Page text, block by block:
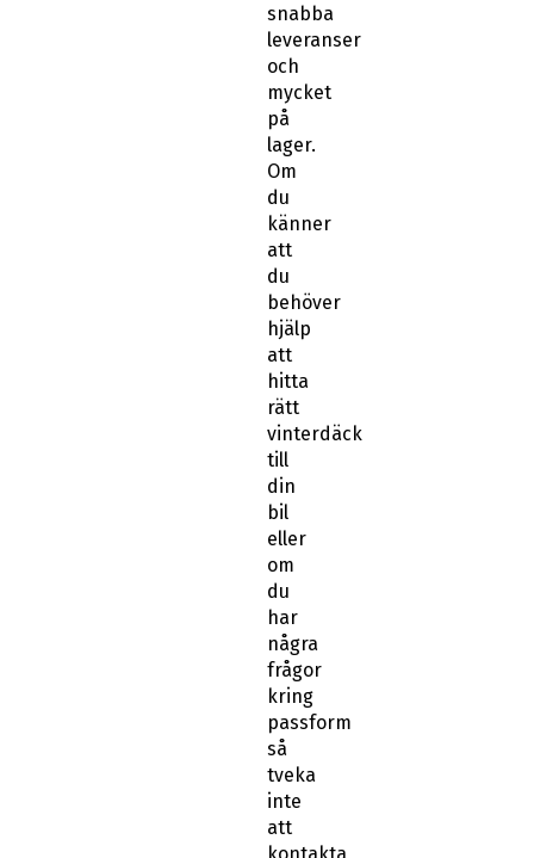
snabba
leveranser
och
mycket
på
lager.
Om
du
känner
att
du
behöver
hjälp
att
hitta
rätt
vinterdäck
till
din
bil
eller
om
du
har
några
frågor
kring
passform
så
tveka
inte
att
kontakta